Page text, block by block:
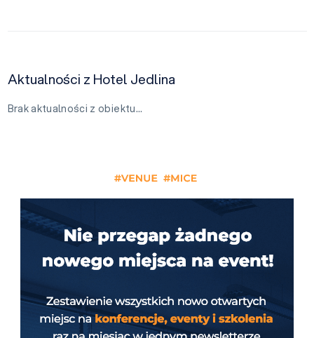
Aktualności z Hotel Jedlina
Brak aktualności z obiektu…